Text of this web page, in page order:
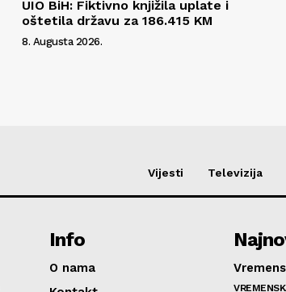
UIO BiH: Fiktivno knjižila uplate i
oštetila državu za 186.415 KM
8. Augusta 2026.
Vijesti Televizija
Info
O nama